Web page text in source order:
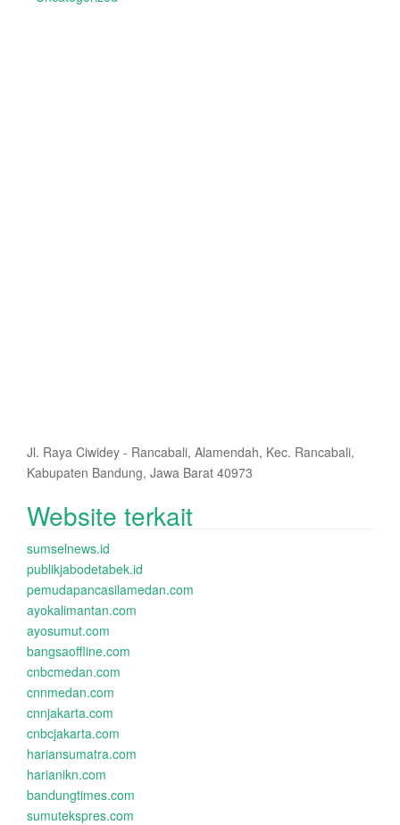
Jl. Raya Ciwidey - Rancabali, Alamendah, Kec. Rancabali,
Kabupaten Bandung, Jawa Barat 40973
Website terkait
sumselnews.id
publikjabodetabek.id
pemudapancasilamedan.com
ayokalimantan.com
ayosumut.com
bangsaoffline.com
cnbcmedan.com
cnnmedan.com
cnnjakarta.com
cnbcjakarta.com
hariansumatra.com
harianikn.com
bandungtimes.com
sumutekspres.com